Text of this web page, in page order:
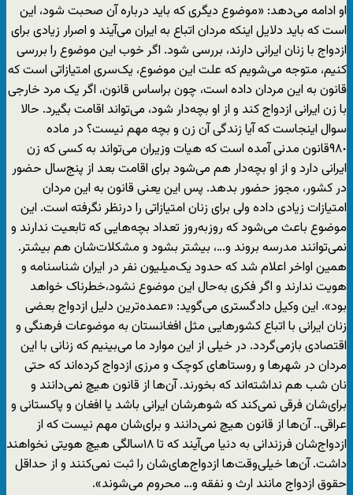
او ادامه می‌دهد: «موضوع دیگری که باید درباره آن صحبت شود، این
است که باید دلایل اینکه مردان اتباع به ایران می‌آیند و اصرار زیادی برای
ازدواج با زنان ایرانی دارند، بررسی شود. اگر خوب این موضوع را بررسی
‌کنیم، متوجه می‌شویم که علت این موضوع، یک‌سری امتیازاتی است که
قانون به این مردان داده است، چون براساس قانون، اگر یک مرد خارجی
با زن ایرانی ازدواج کند و از او بچه‌دار شود، می‌تواند اقامت بگیرد. حالا
سوال اینجاست که آیا زندگی آن زن و بچه مهم نیست؟ در ماده
٩٨٠قانون مدنی آمده است که هیات وزیران می‌تواند به کسی که زن
ایرانی دارد و از او بچه‌‌دار هم می‌شود برای اقامت بعد از پنج‌سال حضور
در کشور، مجوز حضور بدهد. پس این یعنی قانون به این مردان
امتیازات زیادی داده ولی برای زنان امتیازاتی را درنظر نگرفته است. این
موضوع باعث می‌شود که روزبه‌روز تعداد بچه‌هایی که تابعیت ندارند و
نمی‌توانند مدرسه بروند و…، بیشتر بشود و مشکلات‌شان هم بیشتر.
همین اواخر اعلام شد که حدود یک‌میلیون نفر در ایران شناسنامه و
هویت ندارند و اگر فکری به‌حال این موضوع نشود،خطرناک خواهد
بود». این وکیل دادگستری می‌گوید: «عمده‌ترین دلیل ازدواج بعضی
زنان ایرانی با اتباع کشورهایی مثل افغانستان به موضوعات فرهنگی و
اقتصادی بازمی‌گردد. در خیلی از این موارد ما می‌بینیم که زنانی با این
مردان در شهرها و روستاهای کوچک و مرزی ازدواج کرده‌اند که حتی
نان شب هم نداشته‌اند که بخورند. آن‌ها از قانون هیچ نمی‌دانند و
برای‌شان فرقی نمی‌کند که شوهرشان ایرانی باشد یا افغان و پاکستانی و
عراقی.. آن‌ها از قانون هیچ نمی‌دانند و برای‌شان مهم نیست که از
ازدواج‌شان فرزندانی به دنیا می‌آیند که تا ١٨سالگی هیچ هویتی نخواهند
داشت. آن‌ها خیلی‌وقت‌ها ازدواج‌های‌شان را ثبت نمی‌کنند و از حداقل
حقوق ازدواج مانند ارث و نفقه و… محروم می‌شوند».